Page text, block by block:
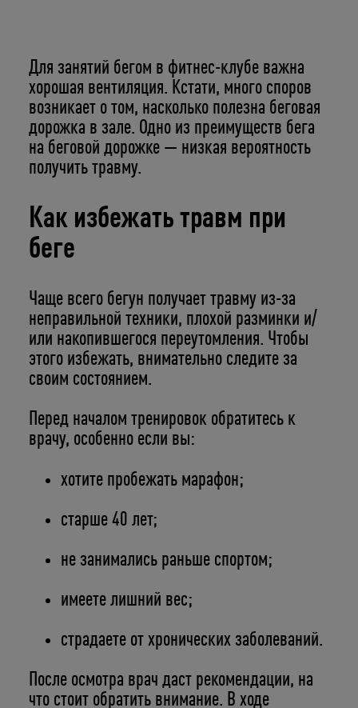
Для занятий бегом в фитнес-клубе важна
хорошая вентиляция. Кстати, много споров
возникает о том, насколько полезна беговая
дорожка в зале. Одно из преимуществ бега
на беговой дорожке — низкая вероятность
получить травму.
Как избежать травм при
беге
Чаще всего бегун получает травму из-за
неправильной техники, плохой разминки и/
или накопившегося переутомления. Чтобы
этого избежать, внимательно следите за
своим состоянием.
Перед началом тренировок обратитесь к
врачу, особенно если вы:
хотите пробежать марафон;
старше 40 лет;
не занимались раньше спортом;
имеете лишний вес;
страдаете от хронических заболеваний.
После осмотра врач даст рекомендации, на
что стоит обратить внимание. В ходе